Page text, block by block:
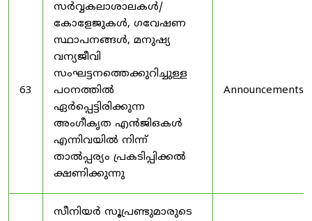
63
സർവ്വകലാശാലകൾ/
കോളേജുകൾ, ഗവേഷണ
സ്ഥാപനങ്ങൾ, മനുഷ്യ
വന്യജീവി
സംഘട്ടനത്തെക്കുറിച്ചുള്ള
പഠനത്തിൽ
ഏർപ്പെട്ടിരിക്കുന്ന
അംഗീകൃത എൻജിഒകൾ
എന്നിവയിൽ നിന്ന്
താൽപ്പര്യം പ്രകടിപ്പിക്കൽ
ക്ഷണിക്കുന്നു
Announcements
സീനിയർ സൂപ്രണ്ടുമാരുടെ